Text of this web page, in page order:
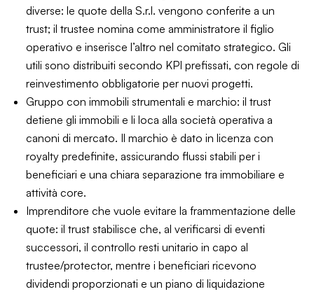
diverse: le quote della S.r.l. vengono conferite a un
trust; il trustee nomina come amministratore il figlio
operativo e inserisce l’altro nel comitato strategico. Gli
utili sono distribuiti secondo KPI prefissati, con regole di
reinvestimento obbligatorie per nuovi progetti.
Gruppo con immobili strumentali e marchio: il trust
detiene gli immobili e li loca alla società operativa a
canoni di mercato. Il marchio è dato in licenza con
royalty predefinite, assicurando flussi stabili per i
beneficiari e una chiara separazione tra immobiliare e
attività core.
Imprenditore che vuole evitare la frammentazione delle
quote: il trust stabilisce che, al verificarsi di eventi
successori, il controllo resti unitario in capo al
trustee/protector, mentre i beneficiari ricevono
dividendi proporzionati e un piano di liquidazione